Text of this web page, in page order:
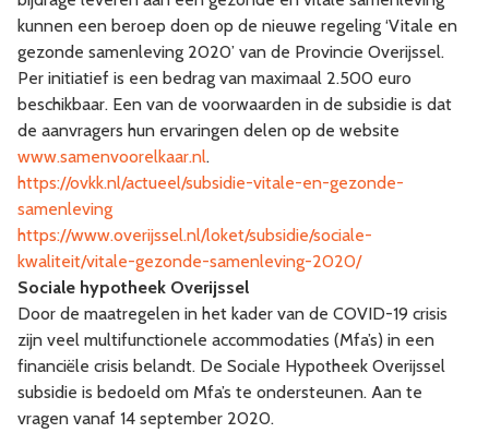
kunnen een beroep doen op de nieuwe regeling ‘Vitale en
gezonde samenleving 2020’ van de Provincie Overijssel.
Per initiatief is een bedrag van maximaal 2.500 euro
beschikbaar. Een van de voorwaarden in de subsidie is dat
de aanvragers hun ervaringen delen op de website
www.samenvoorelkaar.nl.
https://ovkk.nl/actueel/subsidie-vitale-en-gezonde-
samenleving
https://www.overijssel.nl/loket/subsidie/sociale-
kwaliteit/vitale-gezonde-samenleving-2020/
Sociale hypotheek Overijssel
Door de maatregelen in het kader van de COVID-19 crisis
zijn veel multifunctionele accommodaties (Mfa’s) in een
financiële crisis belandt. De Sociale Hypotheek Overijssel
subsidie is bedoeld om Mfa’s te ondersteunen. Aan te
vragen vanaf 14 september 2020.